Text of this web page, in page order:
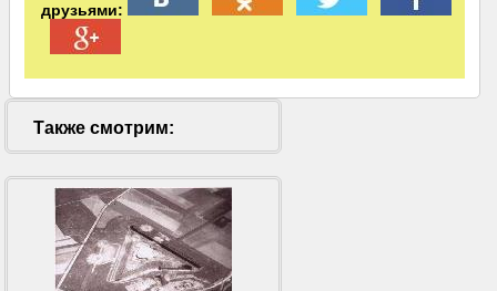
друзьями:
Также смотрим: